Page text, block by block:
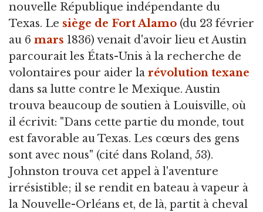
nouvelle République indépendante du
Texas. Le siège de Fort Alamo (du 23 février
au 6 mars 1836) venait d'avoir lieu et Austin
parcourait les États-Unis à la recherche de
volontaires pour aider la révolution texane
dans sa lutte contre le Mexique. Austin
trouva beaucoup de soutien à Louisville, où
il écrivit: "Dans cette partie du monde, tout
est favorable au Texas. Les cœurs des gens
sont avec nous" (cité dans Roland, 53).
Johnston trouva cet appel à l'aventure
irrésistible; il se rendit en bateau à vapeur à
la Nouvelle-Orléans et, de là, partit à cheval